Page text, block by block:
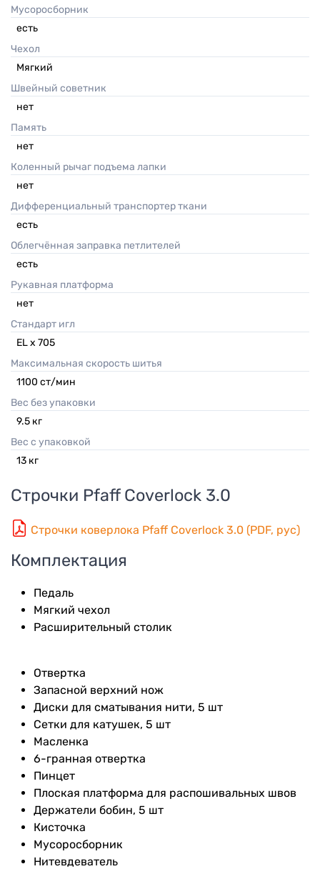
Мусоросборник
есть
Чехол
Мягкий
Швейный советник
нет
Память
нет
Коленный рычаг подъема лапки
нет
Дифференциальный транспортер ткани
есть
Облегчённая заправка петлителей
есть
Рукавная платформа
нет
Стандарт игл
EL x 705
Максимальная скорость шитья
1100 ст/мин
Вес без упаковки
9.5 кг
Вес с упаковкой
13 кг
Строчки Pfaff Coverlock 3.0
Строчки коверлока Pfaff Coverlock 3.0 (PDF, рус)
Комплектация
Педаль
Мягкий чехол
Расширительный столик
Отвертка
Запасной верхний нож
Диски для сматывания нити, 5 шт
Сетки для катушек, 5 шт
Масленка
6-гранная отвертка
Пинцет
Плоская платформа для распошивальных швов
Держатели бобин, 5 шт
Кисточка
Мусоросборник
Нитевдеватель